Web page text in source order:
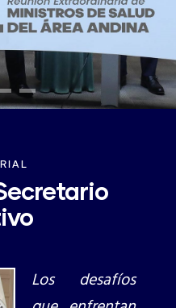
Los desafíos